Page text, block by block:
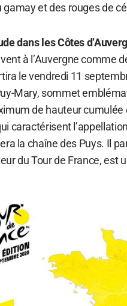
gamay et des rouges de
dans les Côtes
à l’Auvergne comme
le vendredi 11
Mary, sommet
de hauteur
caractérisent
la chaîne des Puys. Il
du Tour de France, est